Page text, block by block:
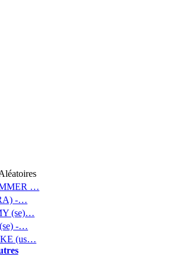
…
-…
(se)…
-…
(us…